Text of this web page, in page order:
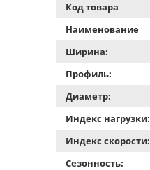
Код товара
Наименование
Ширина:
Профиль:
Диаметр:
Индекс нагрузки:
Индекс скорости:
Сезонность: